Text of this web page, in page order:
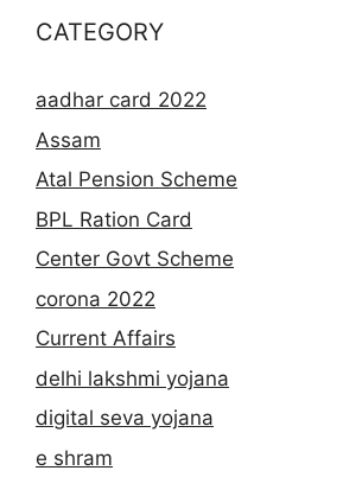
CATEGORY
aadhar card 2022
Assam
Atal Pension Scheme
BPL Ration Card
Center Govt Scheme
corona 2022
Current Affairs
delhi lakshmi yojana
digital seva yojana
e shram